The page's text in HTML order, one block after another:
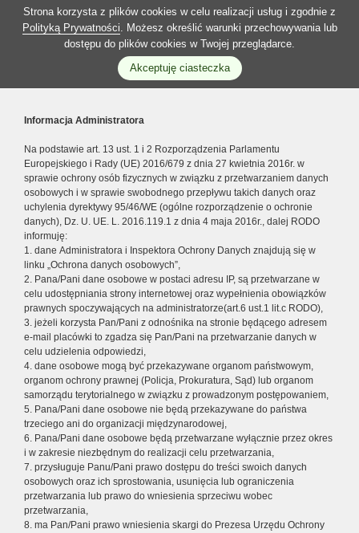
Strona korzysta z plików cookies w celu realizacji usług i zgodnie z
Polityką Prywatności. Możesz określić warunki przechowywania lub
dostępu do plików cookies w Twojej przeglądarce.
Akceptuję ciasteczka
Informacja Administratora
Na podstawie art. 13 ust. 1 i 2 Rozporządzenia Parlamentu
Europejskiego i Rady (UE) 2016/679 z dnia 27 kwietnia 2016r. w
sprawie ochrony osób fizycznych w związku z przetwarzaniem danych
osobowych i w sprawie swobodnego przepływu takich danych oraz
uchylenia dyrektywy 95/46/WE (ogólne rozporządzenie o ochronie
danych), Dz. U. UE. L. 2016.119.1 z dnia 4 maja 2016r., dalej RODO
informuję:
1. dane Administratora i Inspektora Ochrony Danych znajdują się w
linku „Ochrona danych osobowych”,
2. Pana/Pani dane osobowe w postaci adresu IP, są przetwarzane w
celu udostępniania strony internetowej oraz wypełnienia obowiązków
prawnych spoczywających na administratorze(art.6 ust.1 lit.c RODO),
3. jeżeli korzysta Pan/Pani z odnośnika na stronie będącego adresem
e-mail placówki to zgadza się Pan/Pani na przetwarzanie danych w
celu udzielenia odpowiedzi,
4. dane osobowe mogą być przekazywane organom państwowym,
organom ochrony prawnej (Policja, Prokuratura, Sąd) lub organom
samorządu terytorialnego w związku z prowadzonym postępowaniem,
5. Pana/Pani dane osobowe nie będą przekazywane do państwa
trzeciego ani do organizacji międzynarodowej,
6. Pana/Pani dane osobowe będą przetwarzane wyłącznie przez okres
i w zakresie niezbędnym do realizacji celu przetwarzania,
7. przysługuje Panu/Pani prawo dostępu do treści swoich danych
osobowych oraz ich sprostowania, usunięcia lub ograniczenia
przetwarzania lub prawo do wniesienia sprzeciwu wobec
przetwarzania,
8. ma Pan/Pani prawo wniesienia skargi do Prezesa Urzędu Ochrony